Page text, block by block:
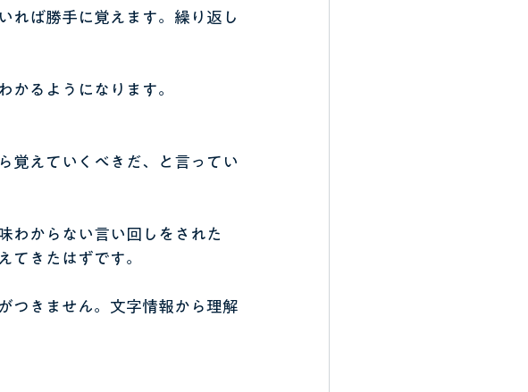
れば勝手に覚えます。繰り返し
かるようになります。
覚えていくべきだ、と言ってい
わからない言い回しをされた
てきたはずです。
つきません。文字情報から理解